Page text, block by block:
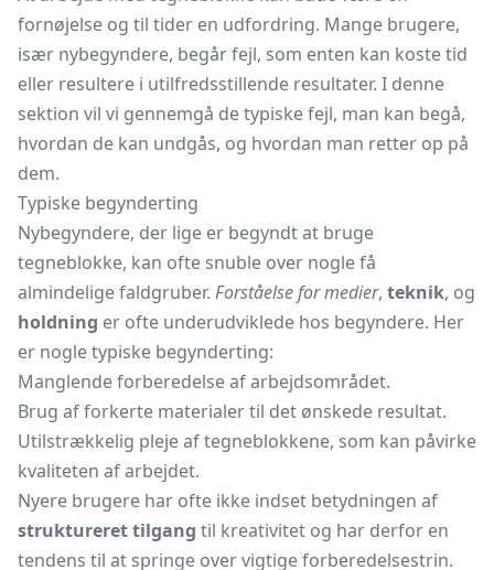
fornøjelse og til tider en udfordring. Mange brugere,
især nybegyndere, begår fejl, som enten kan koste tid
eller resultere i utilfredsstillende resultater. I denne
sektion vil vi gennemgå de typiske fejl, man kan begå,
hvordan de kan undgås, og hvordan man retter op på
dem.
Typiske begynderting
Nybegyndere, der lige er begyndt at bruge
tegneblokke, kan ofte snuble over nogle få
almindelige faldgruber. Forståelse for medier, teknik, og
holdning er ofte underudviklede hos begyndere. Her
er nogle typiske begynderting:
Manglende forberedelse af arbejdsområdet.
Brug af forkerte materialer til det ønskede resultat.
Utilstrækkelig pleje af tegneblokkene, som kan påvirke
kvaliteten af arbejdet.
Nyere brugere har ofte ikke indset betydningen af
struktureret tilgang til kreativitet og har derfor en
tendens til at springe over vigtige forberedelsestrin.